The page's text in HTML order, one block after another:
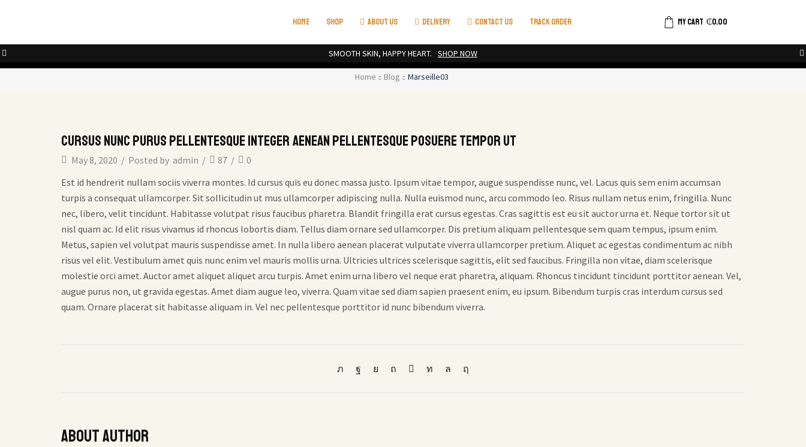
HOME SHOP ABOUT US DELIVERY CONTACT US TRACK ORDER MY CART ₵0.00
SMOOTH SKIN, HAPPY HEART. SHOP NOW
Home Blog Marseille03
Cursus nunc purus pellentesque integer aenean pellentesque posuere tempor ut
May 8, 2020 / Posted by admin / 87 /
0
Est id hendrerit nullam sociis viverra montes. Id cursus quis eu donec massa justo. Ipsum vitae tempor, augue suspendisse nunc, vel. Lacus quis sem enim accumsan
turpis a consequat ullamcorper. Sit sollicitudin ut mus ullamcorper adipiscing nulla. Nulla euismod nunc, arcu commodo leo. Risus nullam netus enim, fringilla. Nunc
nec, libero, velit tincidunt. Habitasse volutpat risus faucibus pharetra. Blandit fringilla erat cursus egestas. Cras sagittis est eu sit auctor urna et. Neque tortor sit ut
nisl quam ac. Id elit risus vivamus id rhoncus lobortis diam. Tellus diam ornare sed ullamcorper. Dis pretium aliquam pellentesque sem quam tempus, ipsum enim.
Metus, sapien vel volutpat mauris suspendisse amet. In nulla libero aenean placerat vulputate viverra ullamcorper pretium. Aliquet ac egestas condimentum ac nibh
risus vel elit. Vestibulum amet quis nunc enim vel mauris mollis urna. Ultricies ultrices scelerisque sagittis, elit sed faucibus. Fringilla non vitae, diam scelerisque
molestie orci amet. Auctor amet aliquet aliquet arcu turpis. Amet enim urna libero vel neque erat pharetra, aliquam. Rhoncus tincidunt tincidunt porttitor aenean. Vel,
augue purus non, ut gravida egestas. Amet diam augue leo, viverra. Quam vitae sed diam sapien praesent enim, eu ipsum. Bibendum turpis cras interdum cursus sed
quam. Ornare placerat sit habitasse aliquam in. Vel nec pellentesque porttitor id nunc bibendum viverra.
About author